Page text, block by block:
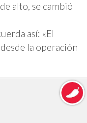
alto, se cambió
así: «El
la operación